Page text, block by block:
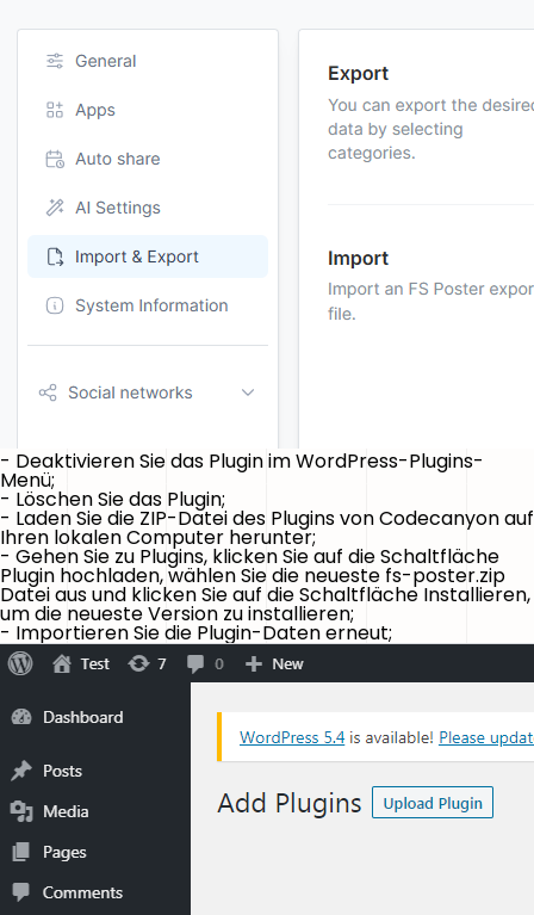
- Deaktivieren Sie das Plugin im WordPress-Plugins-
Menü;
- Löschen Sie das Plugin;
- Laden Sie die ZIP-Datei des Plugins von Codecanyon auf
Ihren lokalen Computer herunter;
- Gehen Sie zu Plugins, klicken Sie auf die Schaltfläche
Plugin hochladen, wählen Sie die neueste fs-poster.zip
Datei aus und klicken Sie auf die Schaltfläche Installieren,
um die neueste Version zu installieren;
- Importieren Sie die Plugin-Daten erneut;